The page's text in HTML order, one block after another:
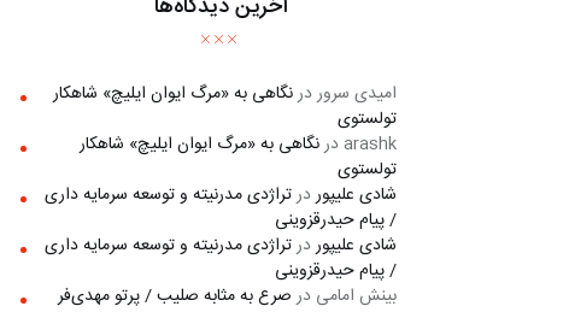
امیدی سروردرنگاهی به «مرگ ايوان ايليچ» شاهکار
تولستوی
arashkدرنگاهی به «مرگ ايوان ايليچ» شاهکار
تولستوی
شادی علیپوردرتراژدی مدرنیته و توسعه سرمایه داری
/ پیام حیدرقزوینی
شادی علیپوردرتراژدی مدرنیته و توسعه سرمایه داری
/ پیام حیدرقزوینی
بینش امامی درصرع به مثابه صلیب / پرتو مهدی‌فر